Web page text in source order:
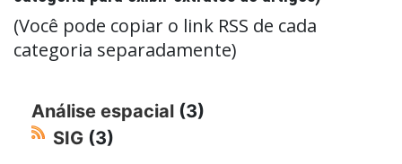
(Você pode copiar o link RSS de cada
categoria separadamente)
Análise espacial (3)
SIG (3)